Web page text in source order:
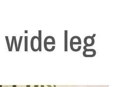
leg